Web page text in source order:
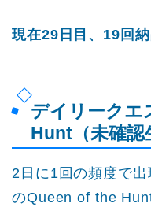
現在29日目、19回納
デイリークエ
Hunt（未確認
2日に1回の頻度で
のQueen of the Hunt